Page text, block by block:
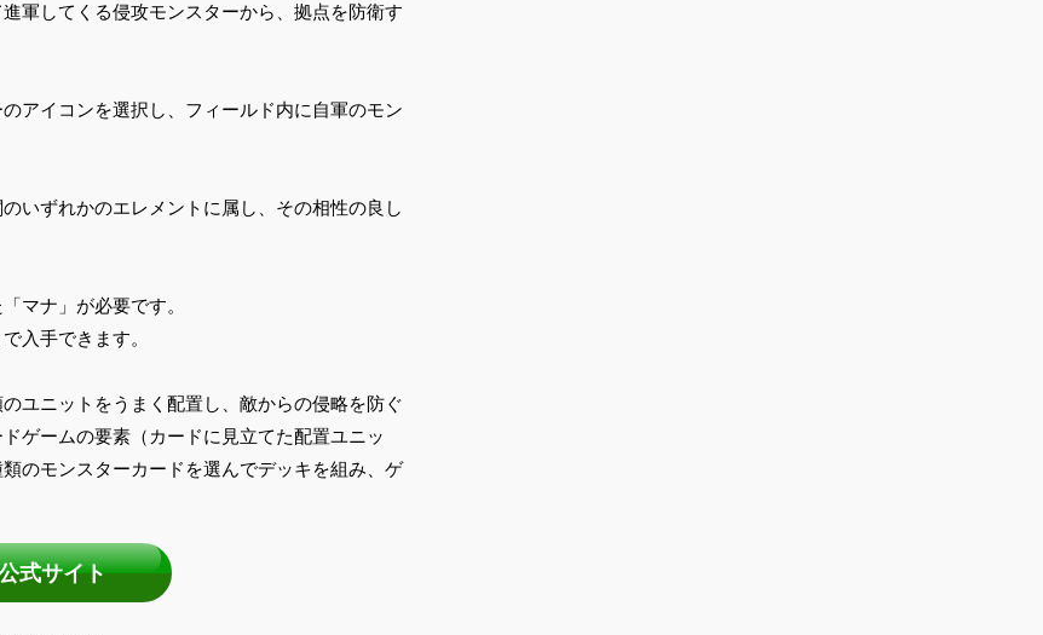
軍してくる侵攻モンスターから、拠点を防衛す
アイコンを選択し、フィールド内に自軍のモン
いずれかのエレメントに属し、その相性の良し
マナ」が必要です。
入手できます。
ユニットをうまく配置し、敵からの侵略を防ぐ
ゲームの要素（カードに見立てた配置ユニッ
のモンスターカードを選んでデッキを組み、ゲ
式サイト